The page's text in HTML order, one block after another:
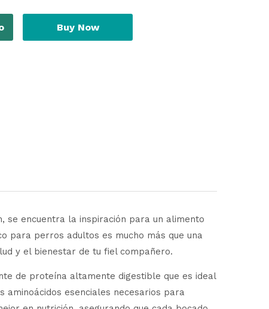
Buy Now
se encuentra la inspiración para un alimento
para perros adultos es mucho más que una
y el bienestar de tu fiel compañero.
de proteína altamente digestible que es ideal
esenciales necesarios para